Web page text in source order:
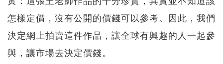
怎樣定價，沒有公開的價錢可以參考。因此，我們
決定網上拍賣這件作品，讓全球有興趣的人一起參
與，讓市場去決定價錢。